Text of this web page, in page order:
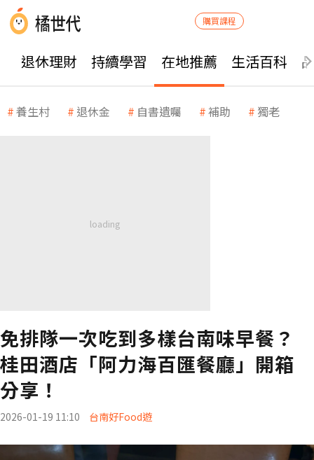
購買課程
退休理財 持續學習 在地推薦 生活百科
養生村 退休金 自書遺囑 補助 獨老
免排隊一次吃到多樣台南味早餐？
桂田酒店「阿力海百匯餐廳」開箱
分享！
2026-01-19 11:10 台南好Food遊